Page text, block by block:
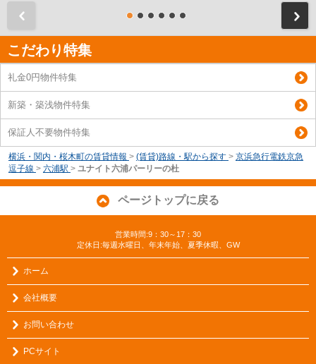
こだわり特集
礼金0円物件特集
新築・築浅物件特集
保証人不要物件特集
横浜・関内・桜木町の賃貸情報 > (賃貸)路線・駅から探す > 京浜急行電鉄京急
逗子線 > 六浦駅 > ユナイト六浦パーリーの杜
ページトップに戻る
営業時間:9：30～17：30
定休日:毎週水曜日、年末年始、夏季休暇、GW
ホーム
会社概要
お問い合わせ
PCサイト